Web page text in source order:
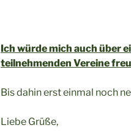
Ich würde mich auch über
teilnehmenden Vereine
Bis dahin erst einmal noch
Liebe Grüße,